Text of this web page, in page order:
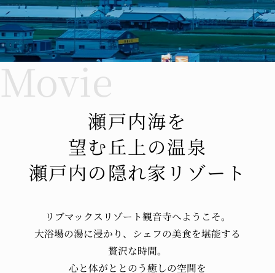
瀬戸内海を
望む丘上の温泉
瀬戸内の隠れ家リゾート
リブマックスリゾート観音寺へようこそ。
大浴場の湯に浸かり、 シェフの美食を堪能する
贅沢な時間。
心と体がととのう癒しの空間を